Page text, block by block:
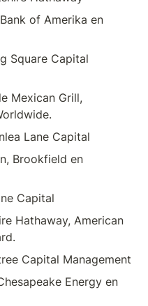
of Amerika en
Square Capital
Mexican Grill,
Lane Capital
Brookfield en
Capital
Hathaway, American
Capital Management
Energy en